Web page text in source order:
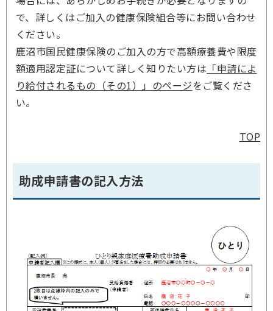
で、詳しくはご加入の健康保険組合等にお問い合わせ
ください。
鹿沼市国民健康保険のご加入の方で高額療養費や限度
額適用認定証について詳しく知りたい方は 「申請によ
り給付されるもの（その1）」のページをご覧くださ
い。
TOP
助成申請書の記入方法